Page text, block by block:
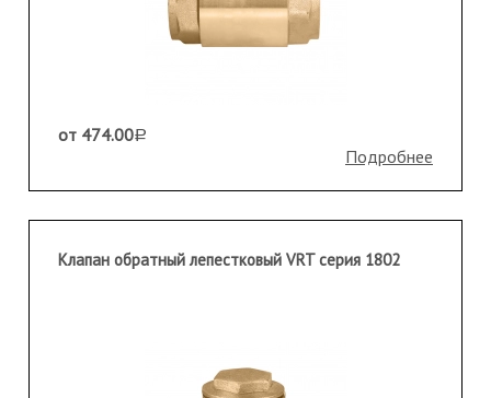
от 474.00a
Подробнее
Клапан обратный лепестковый VRT серия 1802